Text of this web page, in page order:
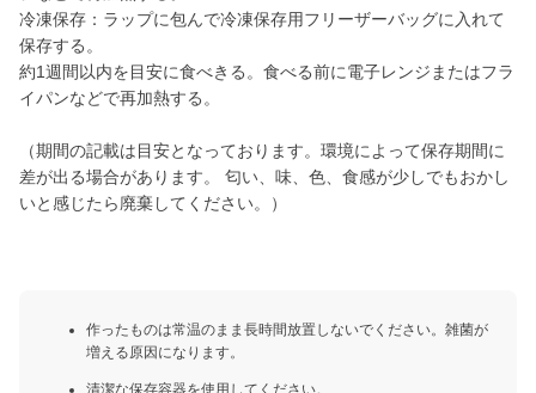
冷凍保存：ラップに包んで冷凍保存用フリーザーバッグに入れて
保存する。
約1週間以内を目安に食べきる。食べる前に電子レンジまたはフラ
イパンなどで再加熱する。
（期間の記載は目安となっております。環境によって保存期間に
差が出る場合があります。 匂い、味、色、食感が少しでもおかし
いと感じたら廃棄してください。）
作ったものは常温のまま長時間放置しないでください。雑菌が
増える原因になります。
清潔な保存容器を使用してください。